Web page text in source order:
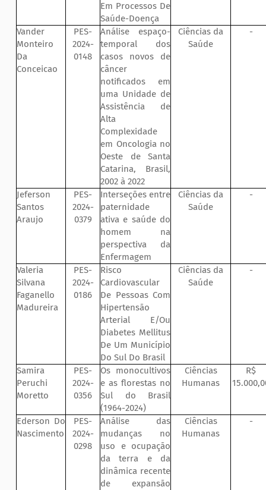
Em Processos De
Saúde-Doença
Vander
Monteiro
Da
Conceicao
PES-
2024-
0148
Análise espaço-
temporal dos
casos novos de
câncer
notificados em
uma Unidade de
Assistência de
Alta
Complexidade
em Oncologia no
Oeste de Santa
Catarina, Brasil,
2002 à 2022
Ciências da
Saúde
-
Jeferson
Santos
Araujo
PES-
2024-
0379
Interseções entre
paternidade
ativa e saúde do
homem na
perspectiva da
Enfermagem
Ciências da
Saúde
-
Valeria
Silvana
Faganello
Madureira
PES-
2024-
0186
Risco
Cardiovascular
De Pessoas Com
Hipertensão
Arterial E/Ou
Diabetes Mellitus
De Um Município
Do Sul Do Brasil
Ciências da
Saúde
-
Samira
Peruchi
Moretto
PES-
2024-
0356
Os monocultivos
e as florestas no
Sul do Brasil
(1964-2024)
Ciências
Humanas
R$
Ederson Do
Nascimento
PES-
2024-
0298
Análise das
mudanças no
uso e ocupação
da terra e da
dinâmica recente
de expansão
Ciências
Humanas
-